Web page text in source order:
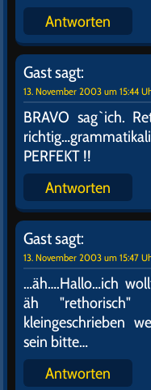
Intelligenten…jeder
ein 1,20m
Interphon
machen
…also wenn bei
wär…jetzt kann ich
Blumenpötte
Antworten
Gastsagt:
24. Februar 2003 um 21:03 Uhr
Ist doch gut, das
wenigstens
Shatner einer der
und warscheinlich
oder war…Da weiß
Quark zu
heißt nur anders…